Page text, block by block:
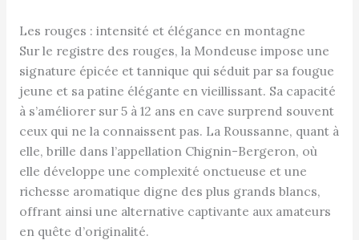
Les rouges : intensité et élégance en montagne
Sur le registre des rouges, la Mondeuse impose une
signature épicée et tannique qui séduit par sa fougue
jeune et sa patine élégante en vieillissant. Sa capacité
à s’améliorer sur 5 à 12 ans en cave surprend souvent
ceux qui ne la connaissent pas. La Roussanne, quant à
elle, brille dans l’appellation Chignin-Bergeron, où
elle développe une complexité onctueuse et une
richesse aromatique digne des plus grands blancs,
offrant ainsi une alternative captivante aux amateurs
en quête d’originalité.